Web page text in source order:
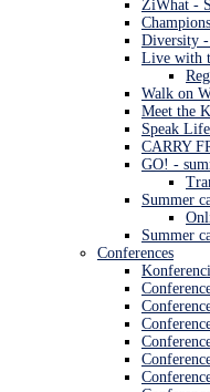
ŽiWhat -
Diversity -
Live with
Walk on
Meet the
Speak
CARRY
GO! -
Summer
Summer
Conferences